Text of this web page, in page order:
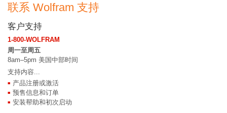
联系 Wolfram 支持
客户支持
1-800-WOLFRAM
周一至周五
8am–5pm 美国中部时间
支持内容...
产品注册或激活
预售信息和订单
安装帮助和初次启动